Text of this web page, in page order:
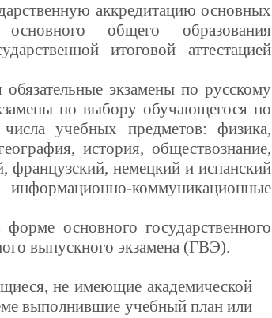
аккредитацию основных
общего образования
итоговой аттестацией
экзамены по русскому
по выбору обучающегося по
учебных предметов: физика,
история, обществознание,
французский, немецкий и испанский
коммуникационные
основного государственного
выпускного экзамена (ГВЭ).
не имеющие академической
выполнившие учебный план или